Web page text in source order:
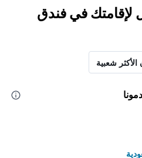
لإقامتك في فندق
الأكثر شعبية